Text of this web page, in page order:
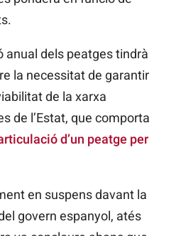
anual dels peatges tindrà
la necessitat de garantir
de la xarxa
de l’Estat, que comporta
d’un peatge per
en suspens davant la
govern espanyol, atés